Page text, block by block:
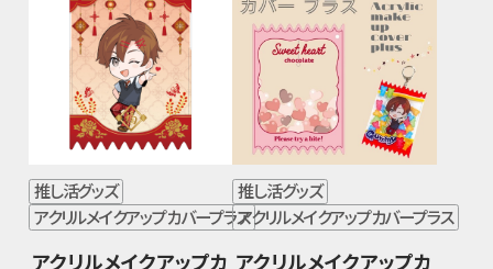
推し活グッズ
アクリルメイクアップカバープラス
アクリルメイクアップカ
推し活グッズ
アクリルメイクアップカバープラス
アクリルメイクアップカ